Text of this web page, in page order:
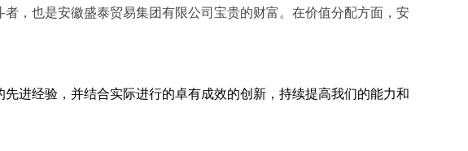
，也是安徽盛泰贸易集团有限公司宝贵的财富。在价值分配方面，安
进经验，并结合实际进行的卓有成效的创新，持续提高我们的能力和